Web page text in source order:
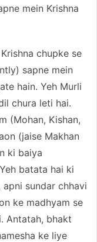
mein Krishna
chupke se
sapne mein
hain. Yeh Murli
chura leti hai.
(Mohan, Kishan,
(jaise Makhan
ki baiya
batata hai ki
sundar chhavi
ke madhyam se
Antatah, bhakt
ke liye